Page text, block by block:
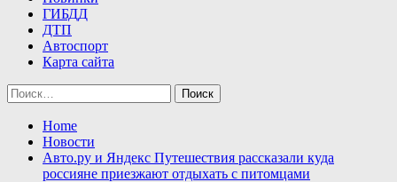
ГИБДД
ДТП
Автоспорт
Карта сайта
Найти:
Home
Новости
Авто.ру и Яндекс Путешествия рассказали куда
россияне приезжают отдыхать с питомцами